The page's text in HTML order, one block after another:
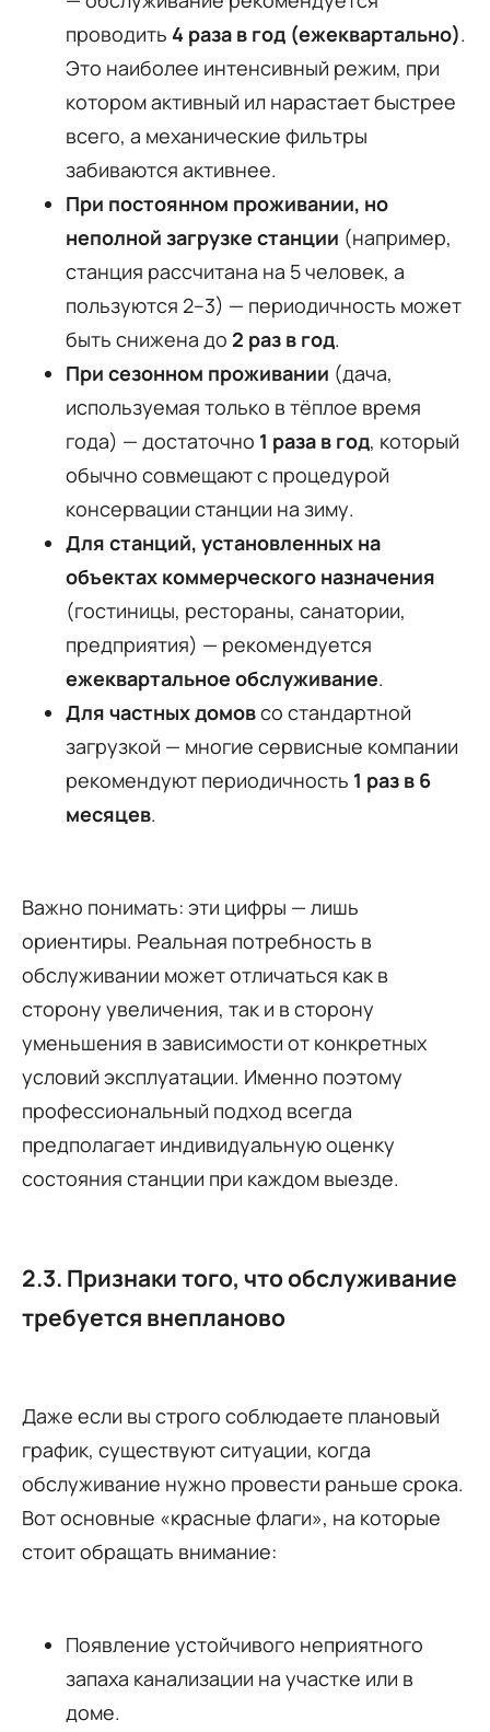
проводить 4 раза в год (ежеквартально).
Это наиболее интенсивный режим, при
котором активный ил нарастает быстрее
всего, а механические фильтры
забиваются активнее.
При постоянном проживании, но
неполной загрузке станции (например,
станция рассчитана на 5 человек, а
пользуются 2–3) — периодичность может
быть снижена до 2 раз в год.
При сезонном проживании (дача,
используемая только в тёплое время
года) — достаточно 1 раза в год, который
обычно совмещают с процедурой
консервации станции на зиму.
Для станций, установленных на
объектах коммерческого назначения
(гостиницы, рестораны, санатории,
предприятия) — рекомендуется
ежеквартальное обслуживание.
Для частных домовсо стандартной
загрузкой — многие сервисные компании
рекомендуют периодичность 1 раз в 6
месяцев.
Важно понимать: эти цифры — лишь
ориентиры. Реальная потребность в
обслуживании может отличаться как в
сторону увеличения, так и в сторону
уменьшения в зависимости от конкретных
условий эксплуатации. Именно поэтому
профессиональный подход всегда
предполагает индивидуальную оценку
состояния станции при каждом выезде.
2.3. Признаки того, что обслуживание
требуется внепланово
Даже если вы строго соблюдаете плановый
график, существуют ситуации, когда
обслуживание нужно провести раньше срока.
Вот основные «красные флаги», на которые
стоит обращать внимание:
Появление устойчивого неприятного
запаха канализации на участке или в
доме.